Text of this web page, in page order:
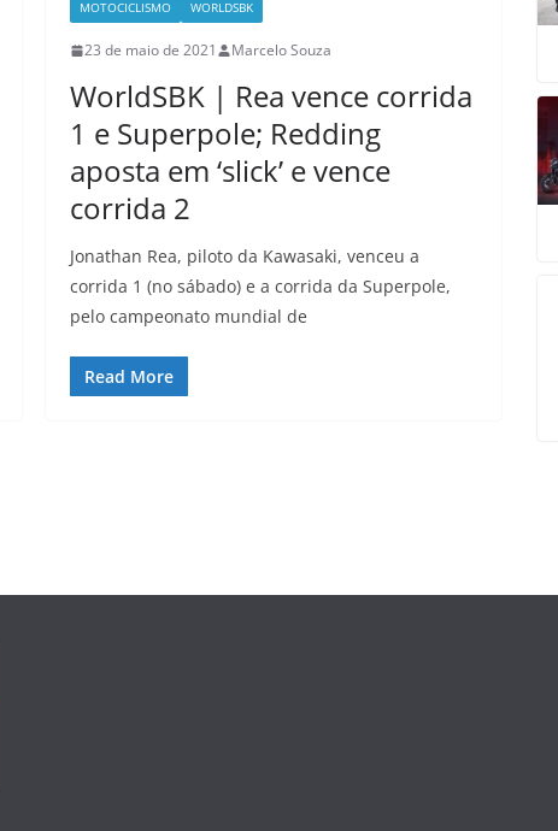
MOTOCICLISMO WORLDSBK
23 de maio de 2021 Marcelo Souza
WorldSBK | Rea vence corrida
1 e Superpole; Redding
aposta em ‘slick’ e vence
corrida 2
Jonathan Rea, piloto da Kawasaki, venceu a
corrida 1 (no sábado) e a corrida da Superpole,
pelo campeonato mundial de
Read More